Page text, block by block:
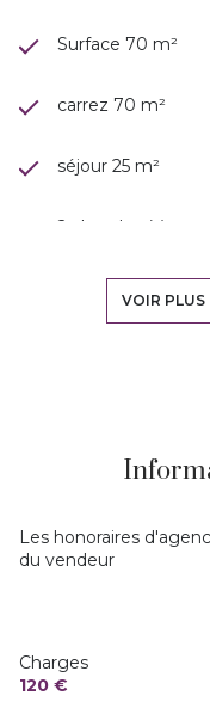
Surface 70 m²
carrez 70 m²
séjour 25 m²
2 chambre(s)
Chauffage
exposition Sud
VOIR PLUS
Les honoraires
du vendeur
Charges
120 €